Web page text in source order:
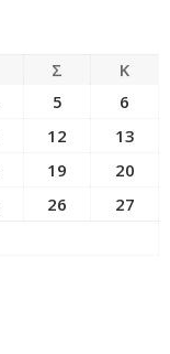
Σ
Κ
5
6
12
13
19
20
26
27